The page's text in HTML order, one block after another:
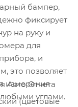
бампер,
фиксирует
на руку и
для
и
это позволяет
измерения
углами.
Авто Отчета
(цветовые